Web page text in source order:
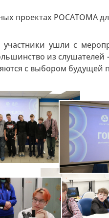
проектах РОСАТОМА
участники ушли с
из слушателей -
с выбором будущей